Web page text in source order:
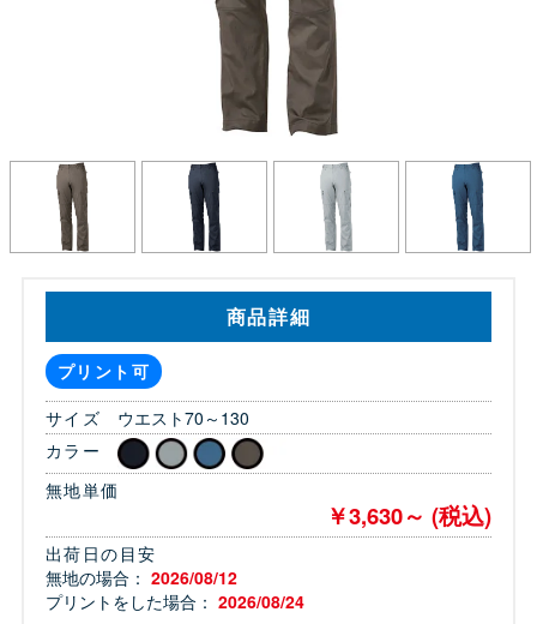
商品詳細
プリント可
サイズ
ウエスト70～130
カラー
無地単価
￥3,630～ (税込)
出荷日の目安
無地の場合： 2026/08/12
プリントをした場合： 2026/08/24